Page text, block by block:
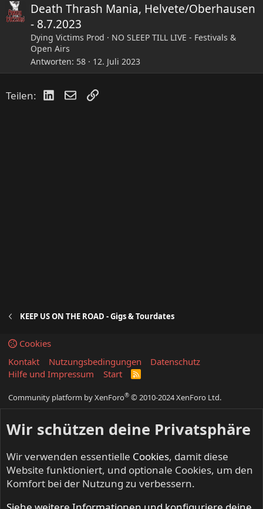
Death Thrash Mania, Helvete/Oberhausen
- 8.7.2023
Dying Victims Prod
NO SLEEP TILL LIVE - Festivals &
Open Airs
Antworten 58 12. Juli 2023
Teilen: LinkedIn
E-MailLink
KEEP US ON THE ROAD - Gigs & Tourdates
Cookies
Kontakt
Nutzungsbedingungen
Datenschutz
Hilfe und Impressum
Start
R
S
Community platform by XenForo® © 2010-2024 XenForo Ltd.
Wir schützen deine Privatsphäre
Wir verwenden essentielle Cookies, damit diese
Website funktioniert, und optionale Cookies, um den
Komfort bei der Nutzung zu verbessern.